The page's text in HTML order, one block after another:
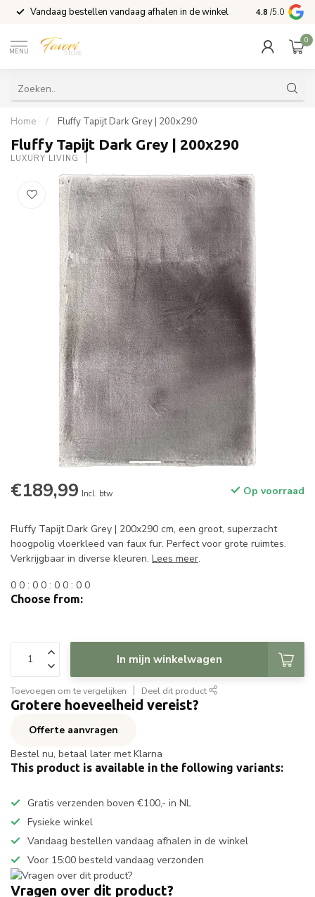
Vandaag bestellen vandaag afhalen in de winkel Voor 15:00
4.8 /5.0
MENU
0
Home / Fluffy Tapijt Dark Grey | 200x290
Fluffy Tapijt Dark Grey | 200x290
LUXURY LIVING
€189,99 Incl. btw Op voorraad
Fluffy Tapijt Dark Grey | 200x290 cm, een groot, superzacht
hoogpolig vloerkleed van faux fur. Perfect voor grote ruimtes.
Verkrijgbaar in diverse kleuren. Lees meer.
0 0 : 0 0 : 0 0 : 0 0
Choose from:
In mijn winkelwagen
Toevoegen om te vergelijken Deel dit product
Grotere hoeveelheid vereist?
Offerte aanvragen
Bestel nu, betaal later met Klarna
This product is available in the following variants:
Gratis verzenden boven €100,- in NL
Fysieke winkel
Vandaag bestellen vandaag afhalen in de winkel
Voor 15:00 besteld vandaag verzonden
Vragen over dit product?